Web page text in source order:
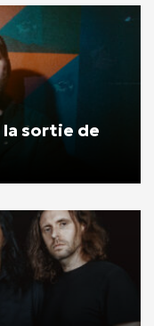
sortie de